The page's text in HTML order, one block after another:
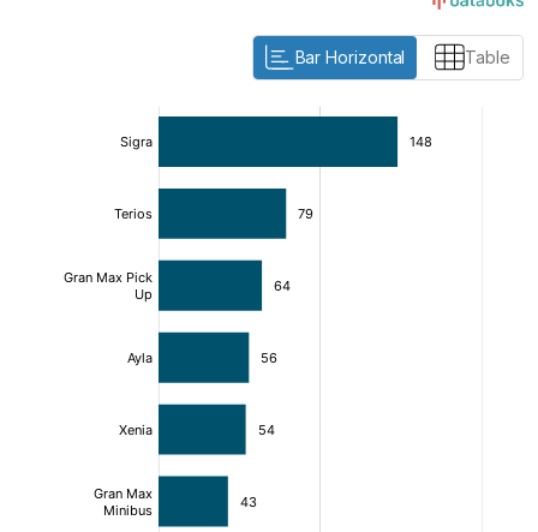
Bar Horizontal Table